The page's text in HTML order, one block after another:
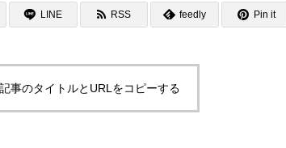
LINE RSS feedly Pin it
事のタイトルとURLをコピーする